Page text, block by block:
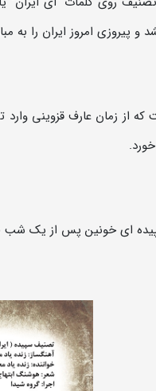
امروز ایران را به
که از زمان عارف قزوینی
ای خونین پس از یک شب